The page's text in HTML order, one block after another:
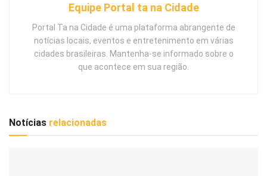
Equipe Portal ta na Cidade
Portal Ta na Cidade é uma plataforma abrangente de
notícias locais, eventos e entretenimento em várias
cidades brasileiras. Mantenha-se informado sobre o
que acontece em sua região.
Notícias relacionadas